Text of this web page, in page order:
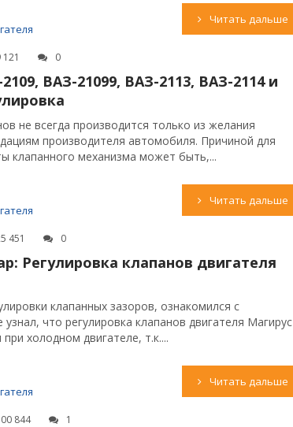
Читать дальше
121 0
ВАЗ-21099, ВАЗ-2113, ВАЗ-2114 и
не всегда производится только из желания
производителя автомобиля. Причиной для
клапанного механизма может быть,...
Читать дальше
451 0
Регулировка клапанов двигателя
клапанных зазоров, ознакомился с
узнал, что регулировка клапанов двигателя Магирус
холодном двигателе, т.к....
Читать дальше
844 1